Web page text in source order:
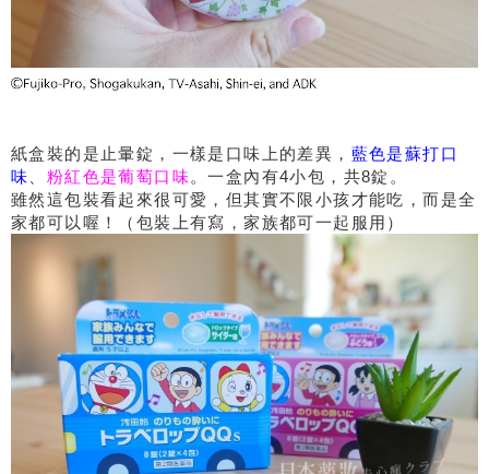
紙盒裝的是止暈錠，一樣是口味上的差異， 藍色是蘇打口
味
粉紅色是葡萄口味。一盒內有4小包，共8錠。
雖然這包裝看起來很可愛，但其實不限小孩才能吃，而是全
家都可以喔！（包裝上有寫，家族都可一起服用）